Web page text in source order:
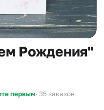
Рождения"
первым· 35 заказов